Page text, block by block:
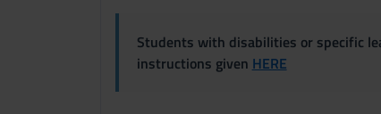
Students with disabilities or specific
instructions given HERE